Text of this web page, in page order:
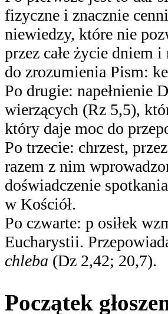
fizyczne i znacznie
niewiedzy, które nie
przez całe życie dniem
do zrozumienia Pism:
Po drugie: napełnienie
wierzących (Rz 5,5),
który daje moc do
Po trzecie: chrzest,
razem z nim
doświadczenie
w Kościół.
Po czwarte: p osiłek
Eucharystii.
chleba (Dz 2,42; 20,7).
Początek